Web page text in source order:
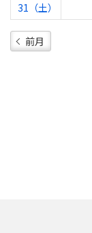
31（土）
前月